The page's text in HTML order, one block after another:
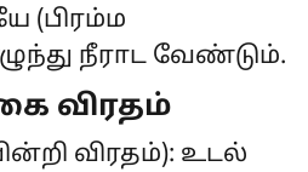
(பிரம்ம
நீராட வேண்டும்.
விரதம்
விரதம்): உடல்